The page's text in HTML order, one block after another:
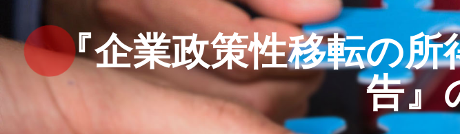
ッ
『企業政策性移転の
告』